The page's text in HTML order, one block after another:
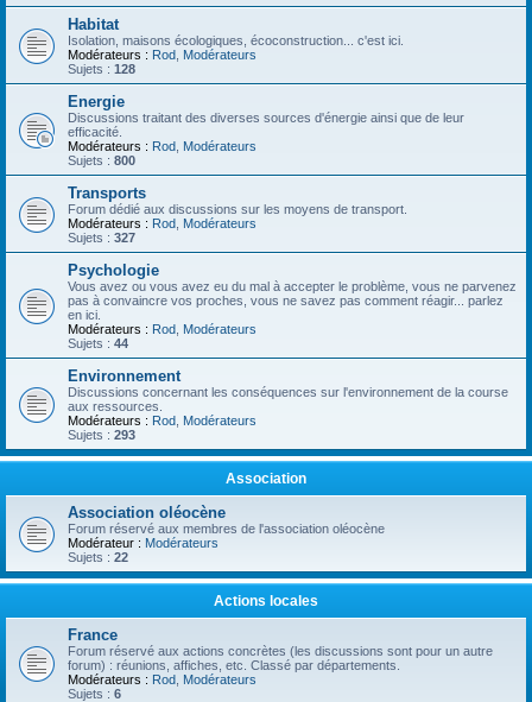
Habitat
Isolation, maisons écologiques, écoconstruction... c'est ici.
Modérateurs : Rod Modérateurs
Sujets : 128
Energie
Discussions traitant des diverses sources d'énergie ainsi que de leur
efficacité.
Modérateurs : Rod Modérateurs
Sujets : 800
Transports
Forum dédié aux discussions sur les moyens de transport.
Modérateurs : Rod Modérateurs
Sujets : 327
Psychologie
Vous avez ou vous avez eu du mal à accepter le problème, vous ne parvenez
pas à convaincre vos proches, vous ne savez pas comment réagir... parlez
en ici.
Modérateurs : Rod Modérateurs
Sujets : 44
Environnement
Discussions concernant les conséquences sur l'environnement de la course
aux ressources.
Modérateurs : Rod Modérateurs
Sujets : 293
Association
Association oléocène
Forum réservé aux membres de l'association oléocène
Modérateur : Modérateurs
Sujets : 22
Actions locales
France
Forum réservé aux actions concrètes (les discussions sont pour un autre
forum) : réunions, affiches, etc. Classé par départements.
Modérateurs : Rod Modérateurs
Sujets : 6